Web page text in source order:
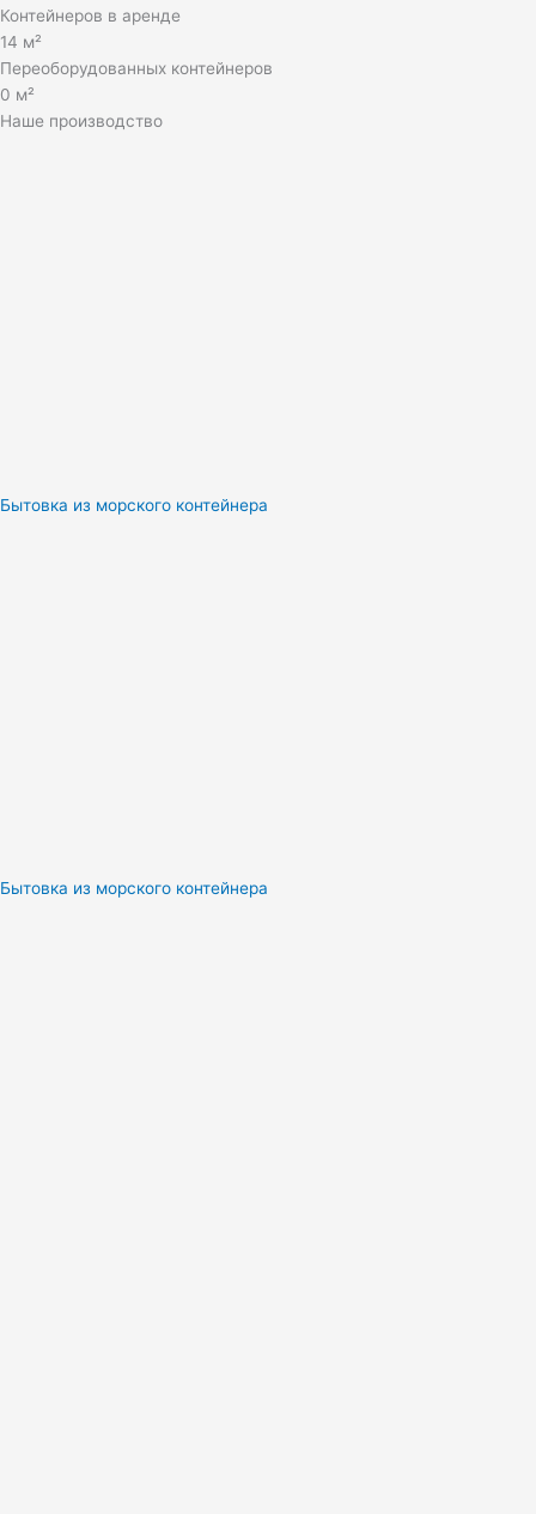
Контейнеров в аренде
14 м²
Переоборудованных контейнеров
0 м²
Наше производство
Бытовка из морского контейнера
Бытовка из морского контейнера